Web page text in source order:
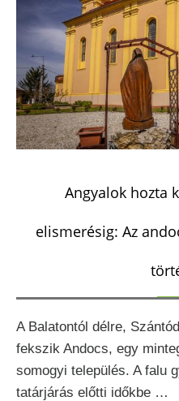
Angyalok hozta
elismerésig: Az
A Balatontól délre,
fekszik Andocs, egy
somogyi település. A falu
tatárjárás előtti időkbe …